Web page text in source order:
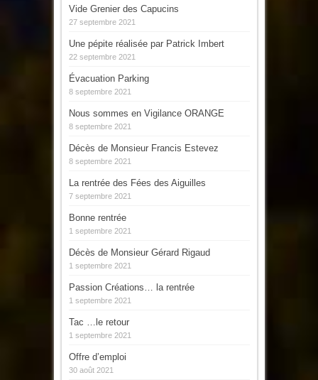
Vide Grenier des Capucins
27 septembre 2021
Une pépite réalisée par Patrick Imbert
22 septembre 2021
Évacuation Parking
8 septembre 2021
Nous sommes en Vigilance ORANGE
8 septembre 2021
Décès de Monsieur Francis Estevez
8 septembre 2021
La rentrée des Fées des Aiguilles
7 septembre 2021
Bonne rentrée
1 septembre 2021
Décès de Monsieur Gérard Rigaud
1 septembre 2021
Passion Créations… la rentrée
1 septembre 2021
Tac …le retour
1 septembre 2021
Offre d’emploi
30 août 2021